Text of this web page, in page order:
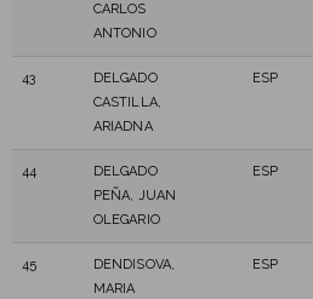
CARLOS
ANTONIO
43
DELGADO
CASTILLA,
ARIADNA
ESP
44
DELGADO
PEÑA, JUAN
OLEGARIO
ESP
45
DENDISOVA,
MARIA
ESP